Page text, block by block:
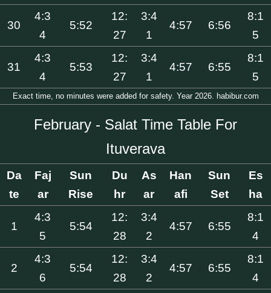
30
4:3
4
5:52
12:
27
3:4
1
4:57 6:56
8:1
5
31
4:3
4
5:53
12:
27
3:4
1
4:57 6:55
8:1
5
Exact time, no minutes were added for safety. Year 2026. habibur.com
February - Salat Time Table For
Ituverava
Da
te
Faj
ar
Sun
Rise
Du
hr
As
ar
Han
afi
Sun
Set
Es
ha
1
4:3
5
5:54
12:
28
3:4
2
4:57 6:55
8:1
4
2
4:3
6
5:54
12:
28
3:4
2
4:57 6:55
8:1
4